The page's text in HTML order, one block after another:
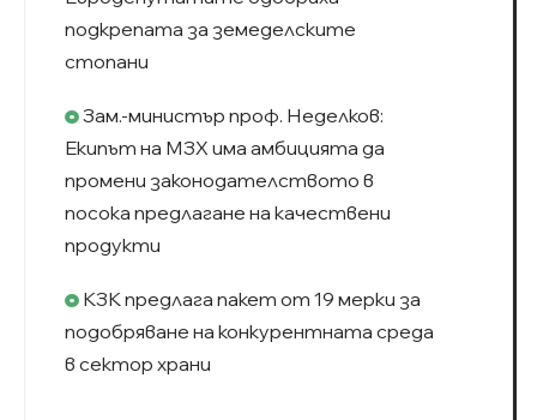
подкрепата за земеделските
стопани
Зам.-министър проф. Неделков:
Екипът на МЗХ има амбицията да
промени законодателството в
посока предлагане на качествени
продукти
КЗК предлага пакет от 19 мерки за
подобряване на конкурентната среда
в сектор храни